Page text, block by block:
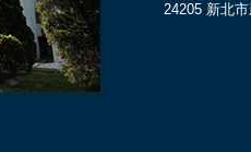
24205 新北